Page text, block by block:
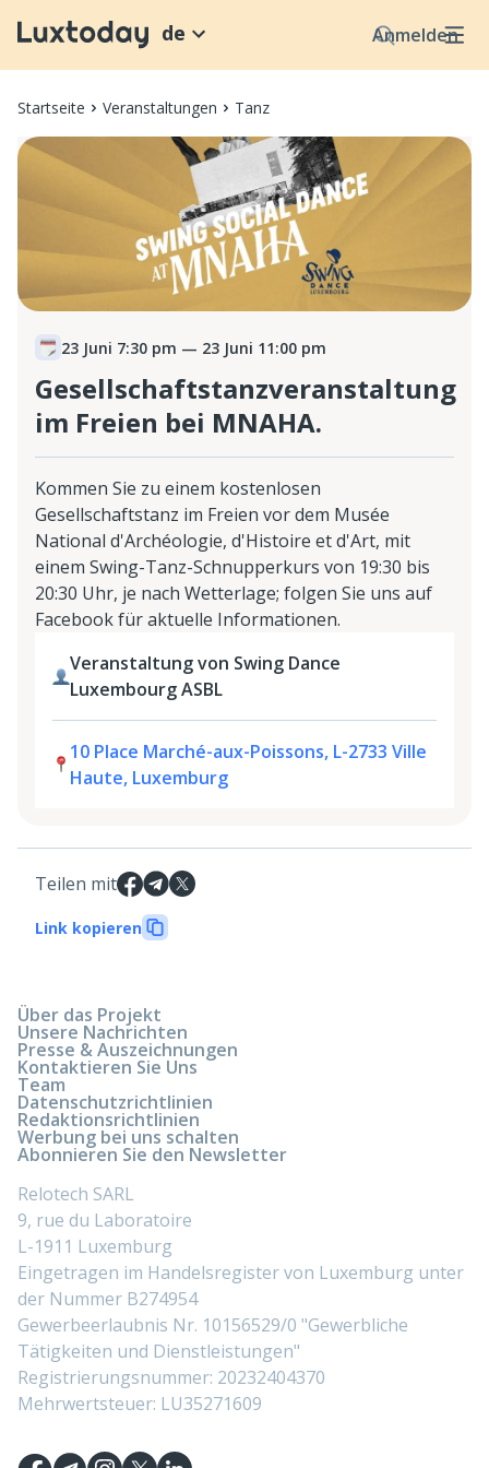
Anmelden
de
Startseite Veranstaltungen Tanz
23 Juni 7:30 pm — 23 Juni 11:00 pm
Gesellschaftstanzveranstaltung
im Freien bei MNAHA.
Kommen Sie zu einem kostenlosen
Gesellschaftstanz im Freien vor dem Musée
National d'Archéologie, d'Histoire et d'Art, mit
einem Swing-Tanz-Schnupperkurs von 19:30 bis
20:30 Uhr, je nach Wetterlage; folgen Sie uns auf
Facebook für aktuelle Informationen.
Veranstaltung von Swing Dance
Luxembourg ASBL
10 Place Marché-aux-Poissons, L-2733 Ville
Haute, Luxemburg
Teilen mit
Link kopieren
Über das Projekt
Unsere Nachrichten
Presse & Auszeichnungen
Kontaktieren Sie Uns
Team
Datenschutzrichtlinien
Redaktionsrichtlinien
Werbung bei uns schalten
Abonnieren Sie den Newsletter
Relotech SARL
9, rue du Laboratoire
L-1911 Luxemburg
Eingetragen im Handelsregister von Luxemburg unter
der Nummer B274954
Gewerbeerlaubnis Nr. 10156529/0 "Gewerbliche
Tätigkeiten und Dienstleistungen"
Registrierungsnummer: 20232404370
Mehrwertsteuer: LU35271609